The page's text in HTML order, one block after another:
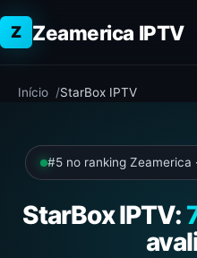
Z Zeamerica IPTV
Início StarBox IPTV
#5 no ranking Zeamerica
StarBox IPTV: